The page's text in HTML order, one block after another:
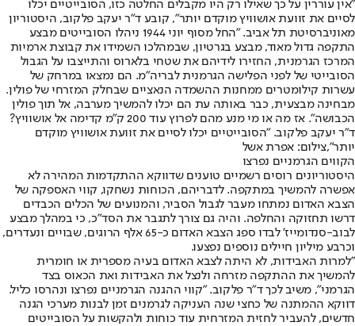
"אין עוררין על כך שאילו רק היו מקבלים החלטה כזו, הסובייטיים יכלו
לסיים את זוועת אושוויץ מוקדם יותר", קובע ד"ר יעקב פלקוב, היסטוריון
מאוניברסיטת תל אביב. "החל מסוף יוני 1944 ניהלו הסובייטים מבצע
התקפה גדול מאוד, מבצע בגרטיון, שבמהלכו השמידו את קבוצת ארמיות
המרכז הגרמנית, החזירו לידיהם את שטחי בלארוס והתייצבו על הגבול
הסובייטי של לפני הפלישה הגרמנית לבריה"מ. הם נמצאו במרחק של
עשרות קילומטרים ממחנות ההשמדה הנאציים שבחלק המזרחי של פולין.
מבחינה מבצעית, כבר באותה עת הם יכלו להמשיך מערבה, אל תוך פולין
הכבושה". אז מה או מי מנע מהם לפרוץ עוד 200 ק"מ קדימה אל אושוויץ?
ד"ר יעקב פלקוב. "הסובייטיים יכלו לסיים את זוועת אושוויץ מוקדם
יותר",צילום: אפרת אשל
הקווים הגרמניים נפרצו
היסטוריונים רוסים רשמיים טוענים שדווקא ההתקדמות המהירה לא
אפשרה להמשיך במתקפה. לדבריהם, הכוחות נשחקו, קווי האספקה של
הצבא האדום נמתחו מעבר לגבול הסביר, והמנועים של הכלים הכבדים
דרשו תחזוקה והחלפה. והיה גם צורך לתגבר את הסד"כ, כי במהלך מבצע
לבוב-סנדומייז' לבדו ספג הצבא האדום כ-65 אלף הרוגים, שבויים ונעדרים,
וכרבע מיליון חיילים נוספים נפצעו.
"למרות האבידות, לא היתה לצבא האדום בעיה מספרית או חומרית
להמשיך את ההתקפה מזרחה ולנצל את האבידות ואת הכאוס בצד
הגרמני", משיב לכך ד"ר פלקוב. "קווי ההגנה הגרמניים נפרצו ונהרסו כליל.
דווקא ההמתנה של כחצי שנה העניקה לגרמנים זמן לבנות מערכי הגנה
חדשים, להעביר לחזית המזרחית עוד כוחות ולהקשות על הסובייטים